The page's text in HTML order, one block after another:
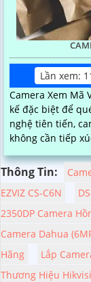
Lần xem:
Camera Xem Mã
kế đặc biệt để quét
nghệ tiên tiến,
không cần tiếp
Thông Tin:
EZVIZ CS-C6N
2350DP Camera
Camera Dahua
Hãng
Lắp
Thương Hiệu